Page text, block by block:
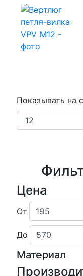
Показывать на
Цена
От
До
Материал